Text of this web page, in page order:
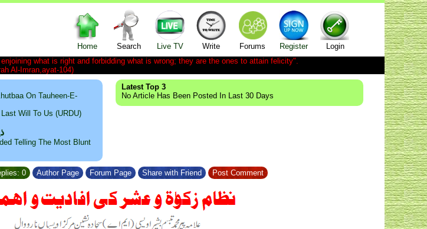
Home Search Live TV Write Forums Register
Login
what is right and forbidding what is wrong; they are the ones to attain felicity".
Al-Imran,ayat-104)
On Tauheen-E-
Will To Us (URDU)
Telling The Most Blunt
Latest Top 3
No Article Has Been Posted In Last 30 Days
0 Author Page Forum Page Share with Friend Post Comment